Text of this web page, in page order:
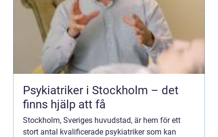
Psykiatriker i Stockholm – det
finns hjälp att få
Stockholm, Sveriges huvudstad, är hem för ett
stort antal kvalificerade psykiatriker som kan